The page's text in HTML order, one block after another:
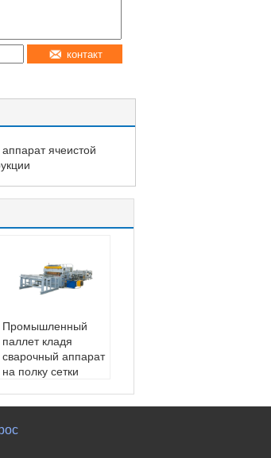
контакт
ячеистой
Промышленный
паллет кладя
сварочный аппарат
на полку сетки
рат ячеистой сети к